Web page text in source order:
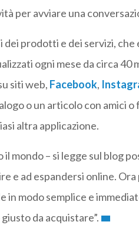
per avviare una
dei prodotti e dei servizi,
ogni mese da circa
siti web, Facebook,
o un articolo con amici
altra applicazione.
mondo – si legge sul blog
e ad espandersi online.
in modo semplice e
da acquistare”.